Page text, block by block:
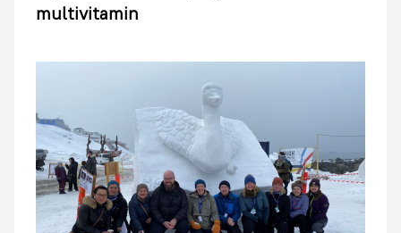
multivitamin